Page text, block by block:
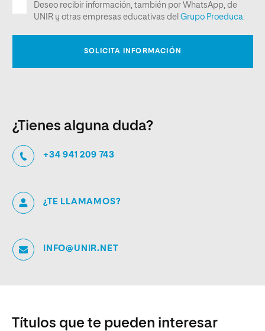
¿Tienes alguna duda?
+34 941 209 743
¿TE LLAMAMOS?
INFO@UNIR.NET
Títulos que te pueden interesar